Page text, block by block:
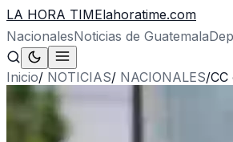
LA HORA TIMElahoratime.com
NacionalesNoticias de Guatemala
Inicio/ NOTICIAS/ NACIONALES/